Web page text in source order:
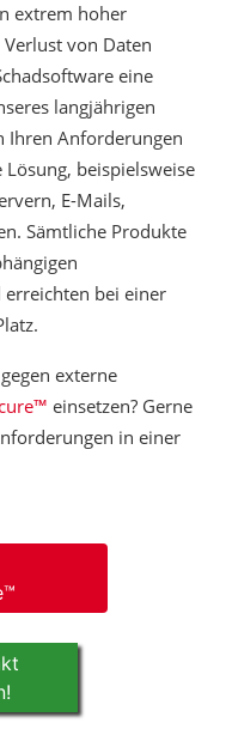
extrem hoher
von Daten
eine
langjährigen
Ihren Anforderungen
beispielsweise
E-Mails,
Sämtliche Produkte
bei einer
externe
einsetzen? Gerne
in einer